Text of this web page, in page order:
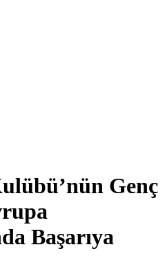
Genç
Başarıya